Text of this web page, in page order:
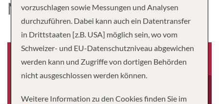
MS ANNIKA
Baujahr
Besatzung
vorzuschlagen sowie Messungen und Analysen
durchzuführen. Dabei kann auch ein Datentransfer
in Drittstaaten [z.B. USA] möglich sein, wo vom
Schweizer- und EU-Datenschutzniveau abgewichen
werden kann und Zugriffe von dortigen Behörden
nicht ausgeschlossen werden können.
Weitere Information zu den Cookies finden Sie im